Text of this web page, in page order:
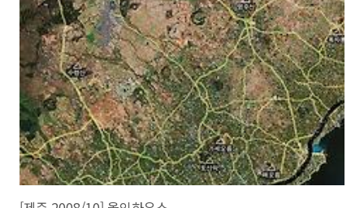
다. 등대에 있는 표지석입니다. 등대에서 아까 올라왔던 반대편에 있는
계단입니다. 헉 쳐다보는것마져 아찔할 정도습니다. 등대에서 성산일출
봉을 봤더니 이제서야 다른것에 방해를 받지 않고 성산일출봉 전체를 볼
수 있었습니다. 제주도의 상징 조랑말입니다. 풀뜯어먹는데 정신이 없는
것 같습니다. 놀랠까봐 ..